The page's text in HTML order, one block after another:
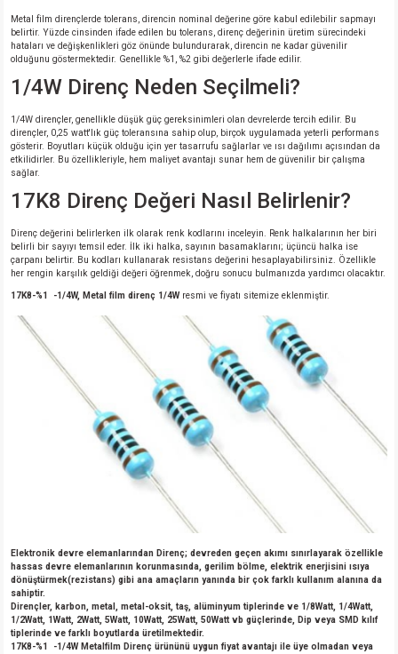
Metal film dirençlerde tolerans, direncin nominal değerine göre kabul edilebilir sapmayı
belirtir. Yüzde cinsinden ifade edilen bu tolerans, direnç değerinin üretim sürecindeki
hataları ve değişkenlikleri göz önünde bulundurarak, direncin ne kadar güvenilir
olduğunu göstermektedir. Genellikle %1, %2 gibi değerlerle ifade edilir.
1/4W Direnç Neden Seçilmeli?
1/4W dirençler, genellikle düşük güç gereksinimleri olan devrelerde tercih edilir. Bu
dirençler, 0,25 watt'lık güç toleransına sahip olup, birçok uygulamada yeterli performans
gösterir. Boyutları küçük olduğu için yer tasarrufu sağlarlar ve ısı dağılımı açısından da
etkilidirler. Bu özellikleriyle, hem maliyet avantajı sunar hem de güvenilir bir çalışma
sağlar.
17K8 Direnç Değeri Nasıl Belirlenir?
Direnç değerini belirlerken ilk olarak renk kodlarını inceleyin. Renk halkalarının her biri
belirli bir sayıyı temsil eder. İlk iki halka, sayının basamaklarını; üçüncü halka ise
çarpanı belirtir. Bu kodları kullanarak resistans değerini hesaplayabilirsiniz. Özellikle
her rengin karşılık geldiği değeri öğrenmek, doğru sonucu bulmanızda yardımcı olacaktır.
17K8-%1 -1/4W, Metal film direnç 1/4Wresmi ve fiyatı sitemize eklenmiştir.
Elektronik devre elemanlarından Direnç; devreden geçen akımı sınırlayarak özellikle
hassas devre elemanlarının korunmasında, gerilim bölme, elektrik enerjisini ısıya
dönüştürmek(rezistans) gibi ana amaçların yanında bir çok farklı kullanım alanına da
sahiptir.
Dirençler, karbon, metal, metal-oksit, taş, alüminyum tiplerinde ve 1/8Watt, 1/4Watt,
1/2Watt, 1Watt, 2Watt, 5Watt, 10Watt, 25Watt, 50Watt vb güçlerinde, Dip veya SMD kılıf
tiplerinde ve farklı boyutlarda üretilmektedir.
17K8-%1 -1/4W Metalfilm Direnç ürününü uygun fiyat avantajı ile üye olmadan veya